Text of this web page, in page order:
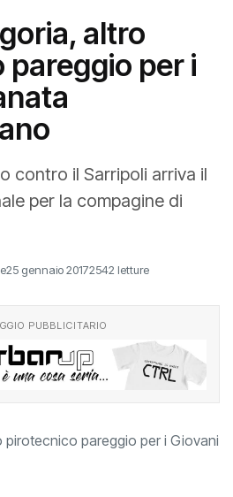
altro
per i
contro il Sarripoli arriva il
per la compagine di
25 gennaio 20172542 letture
PUBBLICITARIO